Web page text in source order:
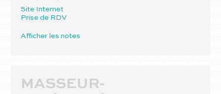
Site Internet
Prise de RDV
Afficher les notes
MASSEUR-